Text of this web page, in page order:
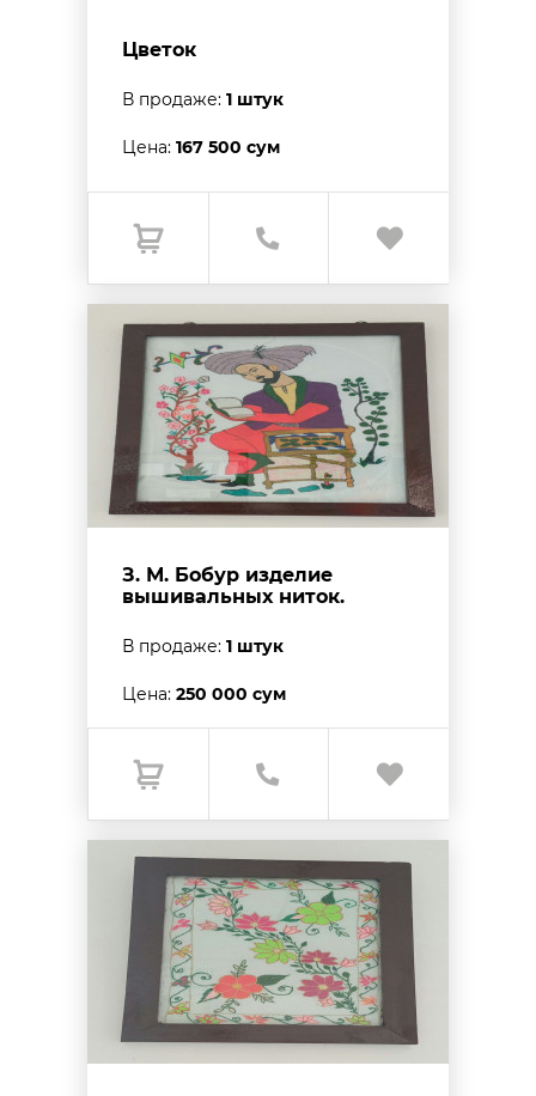
Цветок
В продаже: 1 штук
Цена: 167 500 сум
З. М. Бобур изделие
вышивальных ниток.
В продаже: 1 штук
Цена: 250 000 сум